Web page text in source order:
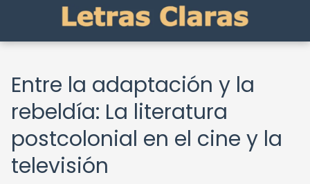
Entre la adaptación y la
rebeldía: La literatura
postcolonial en el cine y la
televisión